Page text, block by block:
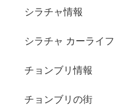
シラチャ情報
シラチャ カーライフ
チョンブリ情報
チョンブリの街